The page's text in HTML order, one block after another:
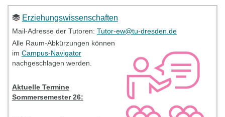
Uhrzeit:14:50 - 16:20Uhr
Link: PC-Pool SCH-B-247
Bitte kontaktieren Sie bei Problemen Ihre TutorInnen
Tutorien - Information
Erziehungswissenschaften
Mail-Adresse der Tutoren: Tutor-ew@tu-dresden.de
Alle Raum-Abkürzungen können
im Campus-Navigator
nachgeschlagen werden.
Aktuelle Termine
Sommersemester 26: